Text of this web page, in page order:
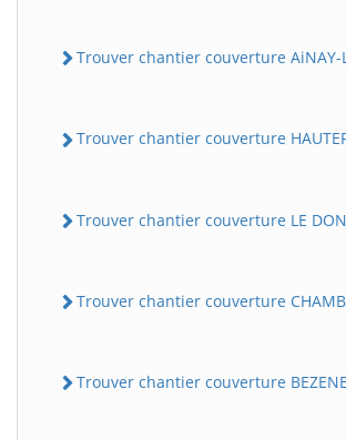
Trouver chantier couverture AiNAY-
Trouver chantier couverture
Trouver chantier couverture LE
Trouver chantier couverture
Trouver chantier couverture